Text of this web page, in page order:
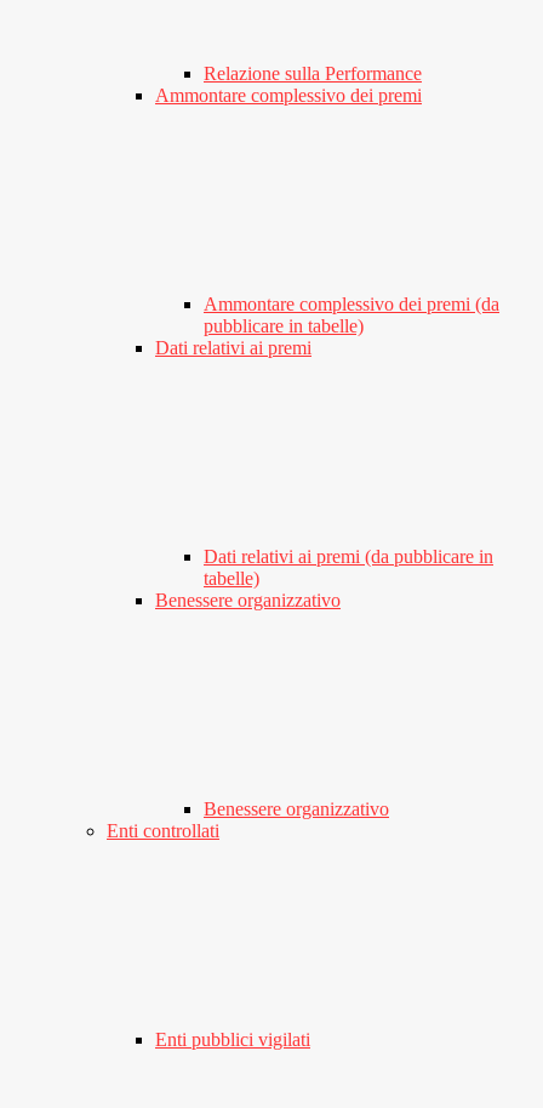
Relazione sulla Performance
Ammontare complessivo dei premi
Ammontare complessivo dei premi (da
pubblicare in tabelle)
Dati relativi ai premi
Dati relativi ai premi (da pubblicare in
tabelle)
Benessere organizzativo
Benessere organizzativo
Enti controllati
Enti pubblici vigilati